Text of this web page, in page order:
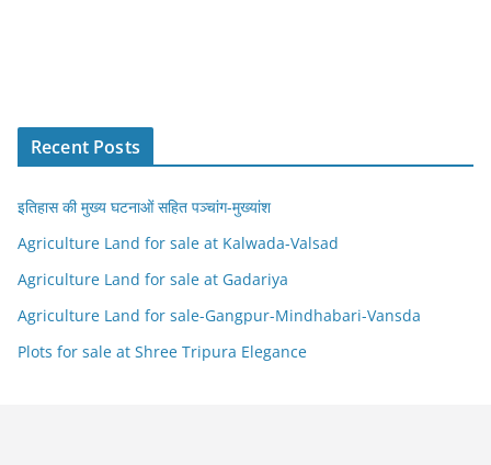
Recent Posts
इतिहास की मुख्य घटनाओं सहित पञ्चांग-मुख्यांश
Agriculture Land for sale at Kalwada-Valsad
Agriculture Land for sale at Gadariya
Agriculture Land for sale-Gangpur-Mindhabari-Vansda
Plots for sale at Shree Tripura Elegance